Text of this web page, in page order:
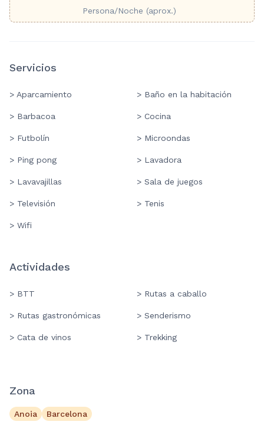
Persona/Noche (aprox.)
Servicios
> Aparcamiento > Baño en la habitación
> Barbacoa > Cocina
> Futbolín > Microondas
> Ping pong > Lavadora
> Lavavajillas > Sala de juegos
> Televisión > Tenis
> Wifi
Actividades
> BTT > Rutas a caballo
> Rutas gastronómicas > Senderismo
> Cata de vinos > Trekking
Zona
Anoia Barcelona